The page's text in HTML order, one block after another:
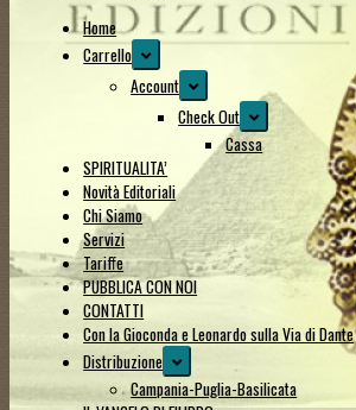
Home
Carrello Expand
child
menu
Account Expand
child
menu
Check Out Expand
child
Cassa
SPIRITUALITA’
Novità Editoriali
Chi Siamo
Servizi
Tariffe
PUBBLICA CON NOI
CONTATTI
Con la Gioconda e Leonardo sulla Via di Dante
Distribuzione Expand
child
Campania-Puglia-Basilicata